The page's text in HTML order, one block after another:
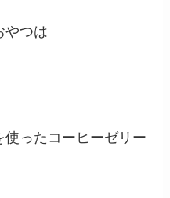
やつは
ったコーヒーゼリー